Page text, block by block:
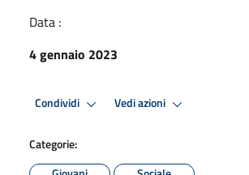
Data :
4 gennaio 2023
Condividi Vedi azioni
Categorie: